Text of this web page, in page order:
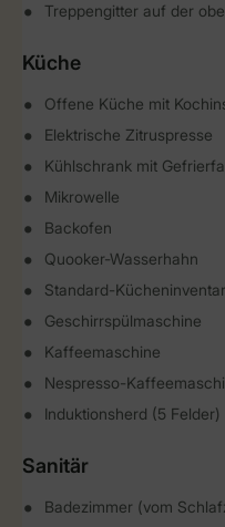
Treppengitter auf der
Küche
Offene Küche mit
Elektrische Zitruspresse
Kühlschrank mit
Mikrowelle
Backofen
Quooker-Wasserhahn
Standard-Kücheninventar
Geschirrspülmaschine
Kaffeemaschine
Nespresso-
Induktionsherd (5 Felder)
Sanitär
Badezimmer (vom